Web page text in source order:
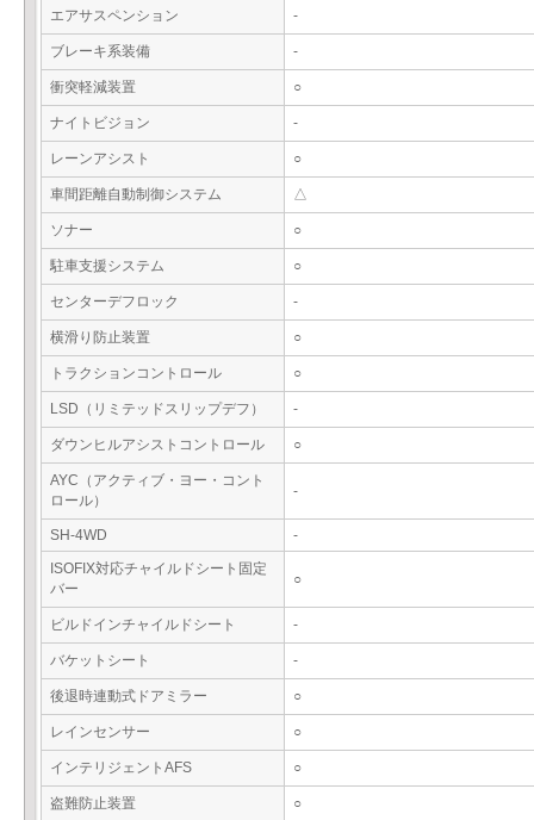
エアサスペンション -
ブレーキ系装備 -
衝突軽減装置 ○
ナイトビジョン -
レーンアシスト ○
車間距離自動制御システム △
ソナー ○
駐車支援システム ○
センターデフロック -
横滑り防止装置 ○
トラクションコントロール ○
LSD（リミテッドスリップデフ） -
ダウンヒルアシストコントロール ○
AYC（アクティブ・ヨー・コント
ロール）
-
SH-4WD
-
ISOFIX対応チャイルドシート固定
バー
○
ビルドインチャイルドシート -
バケットシート -
後退時連動式ドアミラー ○
レインセンサー ○
インテリジェントAFS ○
盗難防止装置 ○